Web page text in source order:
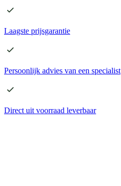
Laagste prijsgarantie
Persoonlijk advies van een specialist
Direct uit voorraad leverbaar